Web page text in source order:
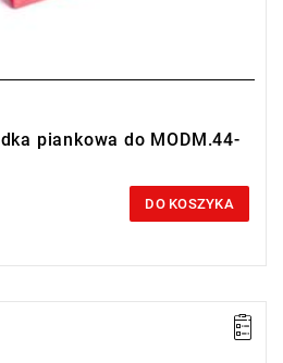
piankowa do MODM.44-
DO KOSZYKA